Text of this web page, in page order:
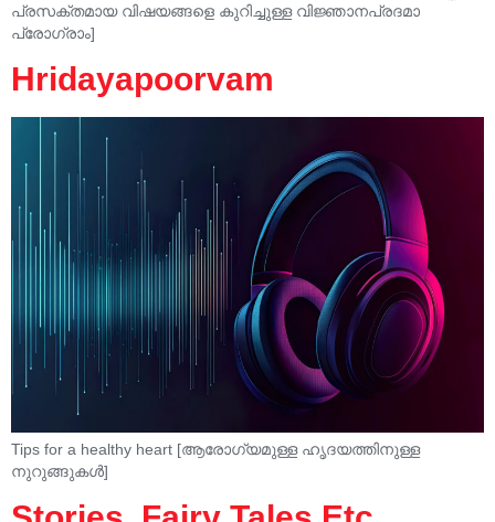
പ്രസക്തമായ വിഷയങ്ങളെ കുറിച്ചുള്ള വിജ്ഞാനപ്രദമാ
പ്രോഗ്രാം]
Hridayapoorvam
Tips for a healthy heart [ആരോഗ്യമുള്ള ഹൃദയത്തിനുള്ള
നുറുങ്ങുകൾ]